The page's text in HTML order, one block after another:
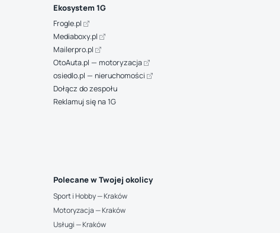
Ekosystem 1G
Frogle.pl
Mediaboxy.pl
Mailerpro.pl
OtoAuta.pl — motoryzacja
osiedlo.pl — nieruchomości
Dołącz do zespołu
Reklamuj się na 1G
Polecane w Twojej okolicy
Sport i Hobby — Kraków
Motoryzacja — Kraków
Usługi — Kraków